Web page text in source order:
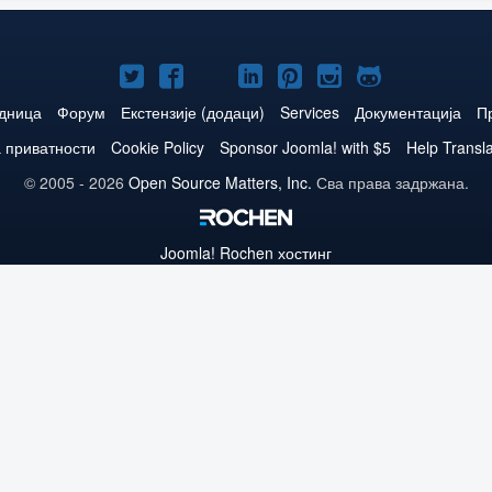
Joomla!
нa
Twitteru
Joomla!
нa
Facebooku
Joomla!
нa
YouTube
Joomla!
нa
LinkedIn
Joomla!
нa
Pinterest
Joomla!
нa
Instagram
Joomla!
нa
GitHub
Форум Екстензије (додаци) Services Документација
Cookie Policy Sponsor Joomla! with $5
Help
© 2005 - 2026 Open Source Matters, Inc. Сва права задржана.
Joomla! Rochen хостинг